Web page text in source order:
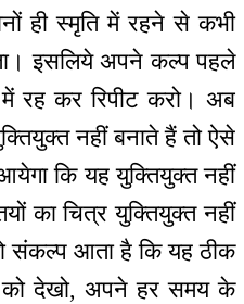
ही स्मृति में रहने से कभी
इसलिये अपने कल्प पहले
में रह कर रिपीट करो। अब
नहीं बनाते हैं तो ऐसे
कि यह युक्तियुक्त नहीं
का चित्र युक्तियुक्त नहीं
संकल्प आता है कि यह ठीक
को देखो, अपने हर समय के